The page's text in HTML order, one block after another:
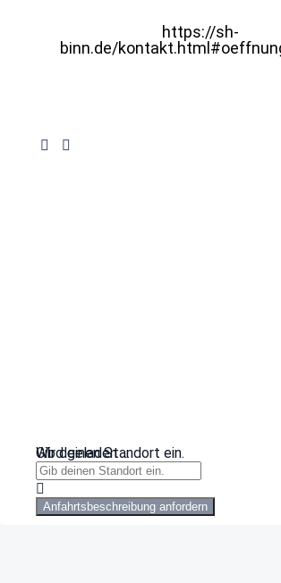
https://sh-
binn.de/
Wird geladen …
Gib deinen Standort ein.
Anfahrtsbeschreibung anfordern